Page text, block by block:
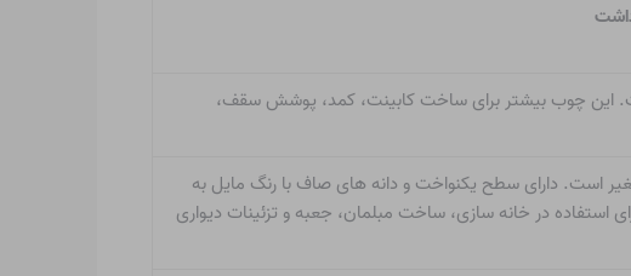
این چوب بیشتر برای ساخت کابینت، کمد، پوشش سقف،
است. دارای سطح یکنواخت و دانه های صاف با رنگ مایل به
در خانه سازی، ساخت مبلمان، جعبه و تزئینات دیواری